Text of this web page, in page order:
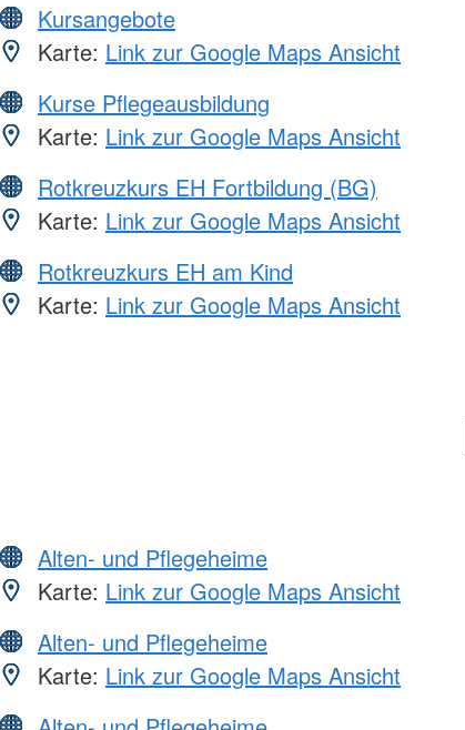
Kursangebote
Karte: Link zur Google Maps Ansicht
Kurse Pflegeausbildung
Karte: Link zur Google Maps Ansicht
Rotkreuzkurs EH Fortbildung (BG)
Karte: Link zur Google Maps Ansicht
Rotkreuzkurs EH am Kind
Karte: Link zur Google Maps Ansicht
Alten- und Pflegeheime
Karte: Link zur Google Maps Ansicht
Alten- und Pflegeheime
Karte: Link zur Google Maps Ansicht